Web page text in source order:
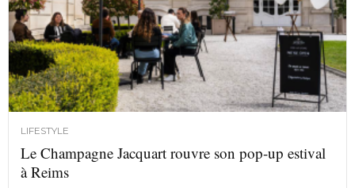
LIFESTYLE
Le Champagne Jacquart rouvre son pop-up estival
à Reims